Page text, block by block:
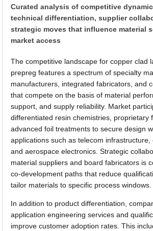
Curated analysis of competitive
technical differentiation, supplier
strategic moves that influence material
market access
The competitive landscape for copper clad
prepreg features a spectrum of specialty
manufacturers, integrated fabricators, and
that compete on the basis of material
support, and supply reliability. Market
differentiated resin chemistries, proprietary
advanced foil treatments to secure design
applications such as telecom infrastructure,
and aerospace electronics. Strategic
material suppliers and board fabricators is
co-development paths that reduce
tailor materials to specific process windows.
In addition to product differentiation,
application engineering services and
improve customer adoption rates. This